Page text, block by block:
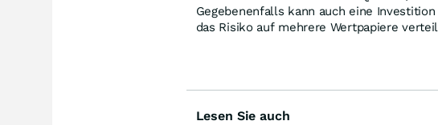
Gegebenenfalls kann auch eine
das Risiko auf mehrere Wertpapiere
Lesen Sie auch